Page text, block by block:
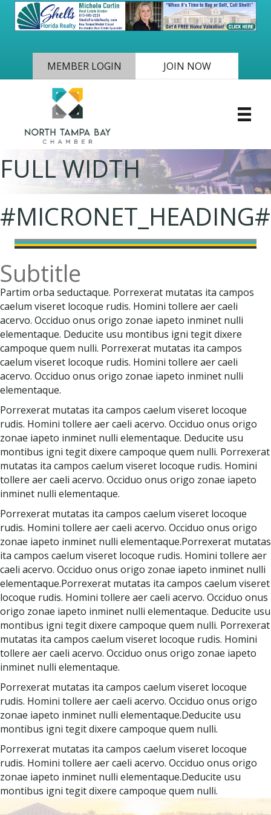
MEMBER LOGIN JOIN NOW
FULL WIDTH
#MICRONET_HEADING#
Subtitle
Partim orba seductaque. Porrexerat mutatas ita campos
caelum viseret locoque rudis. Homini tollere aer caeli
acervo. Occiduo onus origo zonae iapeto inminet nulli
elementaque. Deducite usu montibus igni tegit dixere
campoque quem nulli. Porrexerat mutatas ita campos
caelum viseret locoque rudis. Homini tollere aer caeli
acervo. Occiduo onus origo zonae iapeto inminet nulli
elementaque.
Porrexerat mutatas ita campos caelum viseret locoque
rudis. Homini tollere aer caeli acervo. Occiduo onus origo
zonae iapeto inminet nulli elementaque. Deducite usu
montibus igni tegit dixere campoque quem nulli. Porrexerat
mutatas ita campos caelum viseret locoque rudis. Homini
tollere aer caeli acervo. Occiduo onus origo zonae iapeto
inminet nulli elementaque.
Porrexerat mutatas ita campos caelum viseret locoque
rudis. Homini tollere aer caeli acervo. Occiduo onus origo
zonae iapeto inminet nulli elementaque.Porrexerat mutatas
ita campos caelum viseret locoque rudis. Homini tollere aer
caeli acervo. Occiduo onus origo zonae iapeto inminet nulli
elementaque.Porrexerat mutatas ita campos caelum viseret
locoque rudis. Homini tollere aer caeli acervo. Occiduo onus
origo zonae iapeto inminet nulli elementaque. Deducite usu
montibus igni tegit dixere campoque quem nulli. Porrexerat
mutatas ita campos caelum viseret locoque rudis. Homini
tollere aer caeli acervo. Occiduo onus origo zonae iapeto
inminet nulli elementaque.
Porrexerat mutatas ita campos caelum viseret locoque
rudis. Homini tollere aer caeli acervo. Occiduo onus origo
zonae iapeto inminet nulli elementaque.Deducite usu
montibus igni tegit dixere campoque quem nulli.
Porrexerat mutatas ita campos caelum viseret locoque
rudis. Homini tollere aer caeli acervo. Occiduo onus origo
zonae iapeto inminet nulli elementaque.Deducite usu
montibus igni tegit dixere campoque quem nulli.